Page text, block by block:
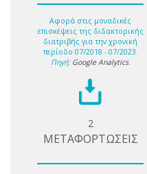
Αφορά στις μοναδικές
επισκέψεις της διδακτορικής
διατριβής για την χρονική
περίοδο 07/2018 - 07/2023.
Πηγή: Google Analytics.
2
ΜΕΤΑΦΟΡΤΩΣΕΙΣ